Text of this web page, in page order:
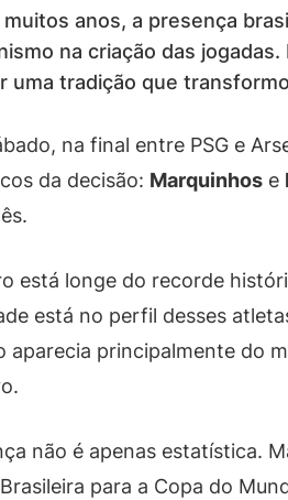
anos, a presença
na criação das
uma tradição que
na final entre PSG e
da decisão: Marquinhos e
está longe do recorde
está no perfil desses
aparecia principalmente do
não é apenas estatística.
para a Copa do